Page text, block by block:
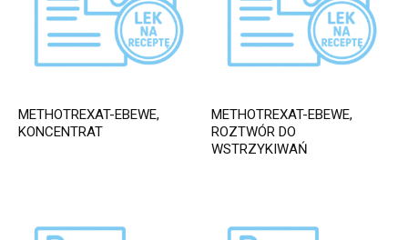
METHOTREXAT-EBEWE,
KONCENTRAT
METHOTREXAT-EBEWE,
ROZTWÓR DO
WSTRZYKIWAŃ